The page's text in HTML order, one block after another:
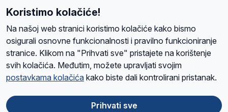
pod nazivom Svjetska obitelj Radio Marije (World Family of
Radio Maria). Svjetsku obitelj utemeljilo je sedam članica, među
kojima je i hrvatska Udruga Radio Marija.
O namaRadio ProgramVolonteriPrijateljiKontaktPravila privatnosti
Ova stranica je zaštićena Google reCAPTCHA sustavom
Koristimo kolačiće!
Na našoj web stranici koristimo kolačiće kako bismo
osigurali osnovne funkcionalnosti i pravilno funkcioniranje
stranice. Klikom na "Prihvati sve" pristajete na korištenje
svih kolačića. Međutim, možete upravljati svojim
postavkama kolačića kako biste dali kontrolirani pristanak.
Prihvati sve